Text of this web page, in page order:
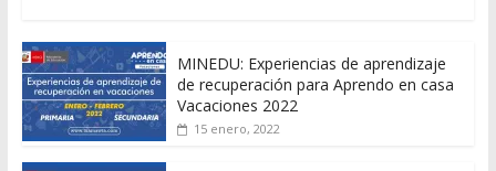
MINEDU: Experiencias de aprendizaje
de recuperación para Aprendo en casa
Vacaciones 2022
15 enero, 2022